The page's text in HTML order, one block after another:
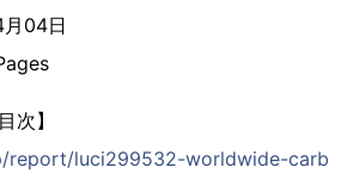
04日
次】
report/luci299532-worldwide-carb